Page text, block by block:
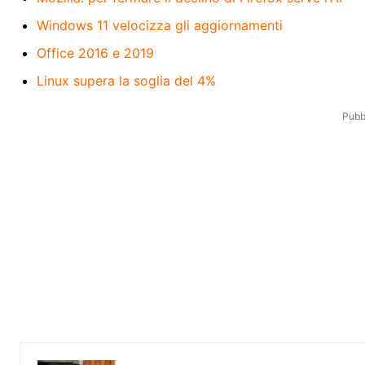
Windows 11 velocizza gli aggiornamenti
Office 2016 e 2019
Linux supera la soglia del 4%